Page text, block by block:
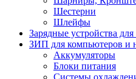
Шестерни
Шлейфы
Зарядные устройства
ЗИП для компьютеров и
Аккумуляторы
Блоки питания
Системы